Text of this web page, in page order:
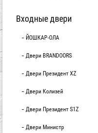
Входные двери
ЙОШКАР-ОЛА
Двери BRANDOORS
Двери Президент XZ
Двери Колизей
Двери Президент S1Z
Двери Министр